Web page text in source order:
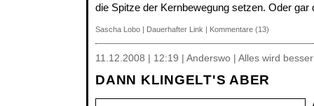
die Spitze der Kernbewegung setzen. Oder gar
Sascha Lobo | Dauerhafter Link | Kommentare (13)
11.12.2008 | 12:19 | Anderswo | Alles wird
DANN KLINGELT'S ABER